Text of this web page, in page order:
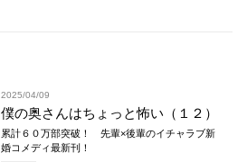
2025/04/09
僕の奥さんはちょっと怖い（１２）
累計６０万部突破！ 先輩×後輩のイチャラブ新
婚コメディ最新刊！